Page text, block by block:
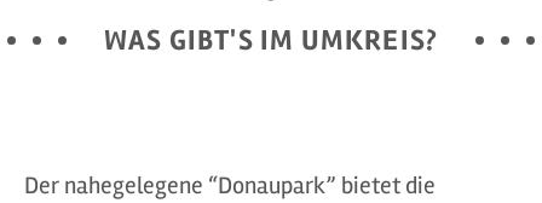
WAS GIBT'S IM UMKREIS?
Der nahegelegene “Donaupark” bietet die